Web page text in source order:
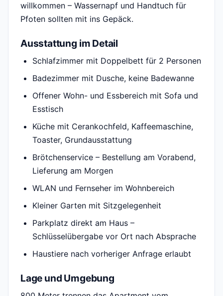
willkommen – Wassernapf und Handtuch für
Pfoten sollten mit ins Gepäck.
Ausstattung im Detail
Schlafzimmer mit Doppelbett für 2 Personen
Badezimmer mit Dusche, keine Badewanne
Offener Wohn- und Essbereich mit Sofa und
Esstisch
Küche mit Cerankochfeld, Kaffeemaschine,
Toaster, Grundausstattung
Brötchenservice – Bestellung am Vorabend,
Lieferung am Morgen
WLAN und Fernseher im Wohnbereich
Kleiner Garten mit Sitzgelegenheit
Parkplatz direkt am Haus –
Schlüsselübergabe vor Ort nach Absprache
Haustiere nach vorheriger Anfrage erlaubt
Lage und Umgebung